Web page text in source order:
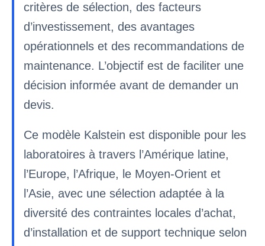
critères de sélection, des facteurs
d’investissement, des avantages
opérationnels et des recommandations de
maintenance. L’objectif est de faciliter une
décision informée avant de demander un
devis.
Ce modèle Kalstein est disponible pour les
laboratoires à travers l’Amérique latine,
l’Europe, l’Afrique, le Moyen-Orient et
l’Asie, avec une sélection adaptée à la
diversité des contraintes locales d’achat,
d’installation et de support technique selon